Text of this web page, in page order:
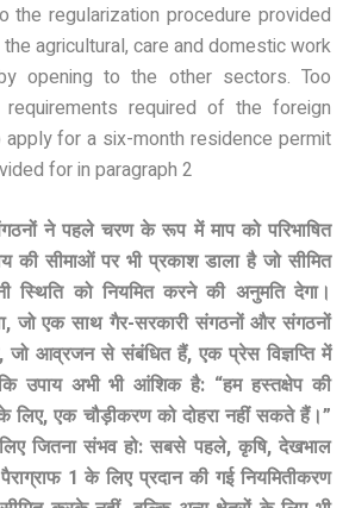
the regularization procedure provided
agricultural, care and domestic work
opening to the other sectors. Too
required of the foreign
for a six-month residence permit
for in paragraph 2
ने पहले चरण के रूप में माप को परिभाषित
की सीमाओं पर भी प्रकाश डाला है जो सीमित
स्थिति को नियमित करने की अनुमति देगा।
जो एक साथ गैर-सरकारी संगठनों और संगठनों
आव्रजन से संबंधित हैं, एक प्रेस विज्ञप्ति में
उपाय अभी भी आंशिक है: “हम हस्तक्षेप की
लिए, एक चौड़ीकरण को दोहरा नहीं सकते हैं।”
लिए जितना संभव हो: सबसे पहले, कृषि, देखभाल
1 के लिए प्रदान की गई नियमितीकरण